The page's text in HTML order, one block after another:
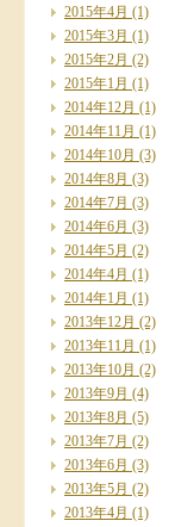
2015年4月 (1)
2015年3月 (1)
2015年2月 (2)
2015年1月 (1)
2014年12月 (1)
2014年11月 (1)
2014年10月 (3)
2014年8月 (3)
2014年7月 (3)
2014年6月 (3)
2014年5月 (2)
2014年4月 (1)
2014年1月 (1)
2013年12月 (2)
2013年11月 (1)
2013年10月 (2)
2013年9月 (4)
2013年8月 (5)
2013年7月 (2)
2013年6月 (3)
2013年5月 (2)
2013年4月 (1)